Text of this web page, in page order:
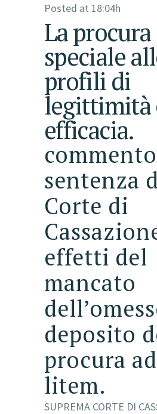
Posted at 18:04h
La procura
speciale
profili di
legittimità
efficacia.
sentenza
Corte di
effetti del
mancato
deposito
procura ad
litem.
SUPREMA CORTE DI